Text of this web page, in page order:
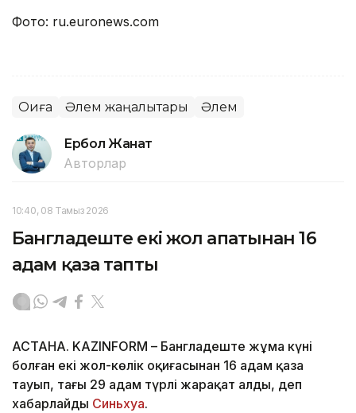
Фото: ru.euronews.com
Оқиға Әлем жаңалықтары Әлем
Ербол Жанат
Авторлар
10:40, 08 Тамыз 2026
Бангладеште екі жол апатынан 16
адам қаза тапты
АСТАНА. KAZINFORM – Бангладеште жұма күні
болған екі жол-көлік оқиғасынан 16 адам қаза
тауып, тағы 29 адам түрлі жарақат алды, деп
хабарлайды Синьхуа.